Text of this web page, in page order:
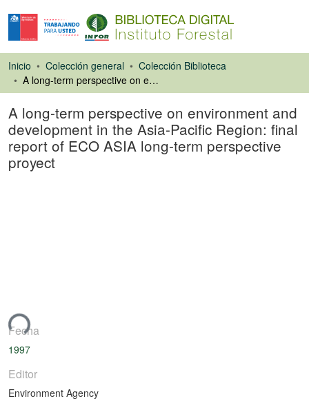
Inicio Colección general
Colección Biblioteca
A long-term perspective on environment and development in the Asia-Pacific Region: final report of ECO ASIA long-term perspective proyect
A long-term perspective on environment and
development in the Asia-Pacific Region: final
report of ECO ASIA long-term perspective
proyect
Fecha
1997
Editor
Environment Agency